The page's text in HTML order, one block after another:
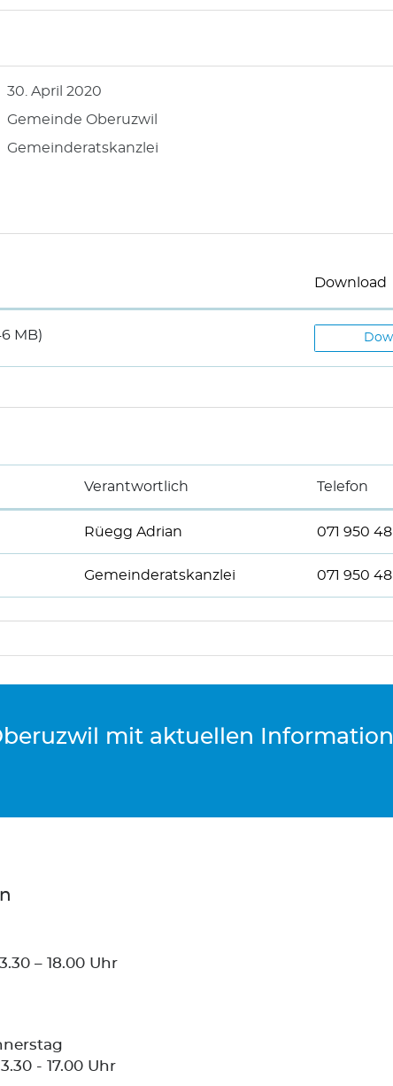
30. April 2020
Gemeinde Oberuzwil
Gemeinderatskanzlei
Download
MB)
Verantwortlich Telefon
Rüegg Adrian 071 950
Gemeinderatskanzlei 071 950
mit aktuellen
– 18.00 Uhr
- 17.00 Uhr